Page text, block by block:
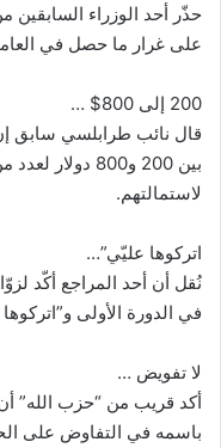
حذّر أحد الوزراء السابقين
على غرار ما حصل في العامين 1988
200 إلى 800$ …
قال نائب طرابلسي سابق
بين 200 و800
لاستمالتهم.
اتركوها عليّي”…
نُقل أن أحد المراجع أكّد
في الدورة الأولى
لا تفويض …
أكد قريب من “حزب الله”
باسمه في التفاوض على